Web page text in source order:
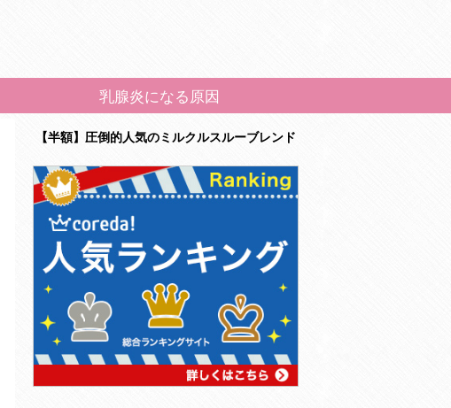
乳腺炎になる原因
【半額】圧倒的人気のミルクルスルーブレンド